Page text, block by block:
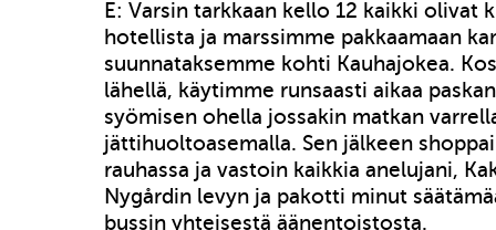
E: Varsin tarkkaan kello 12 kaikki olivat
hotellista ja marssimme pakkaamaan
suunnataksemme kohti Kauhajokea.
lähellä, käytimme runsaasti aikaa
syömisen ohella jossakin matkan
jättihuoltoasemalla. Sen jälkeen
rauhassa ja vastoin kaikkia anelujani,
Nygårdin levyn ja pakotti minut
bussin yhteisestä äänentoistosta.